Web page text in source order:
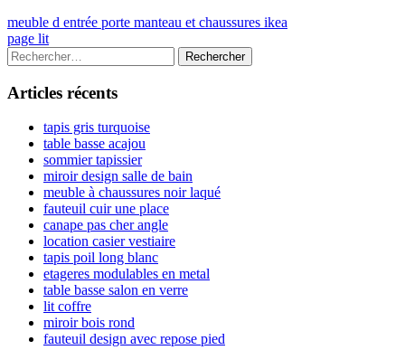
Navigation
de
l’article
Previous
article:
meuble d entrée porte manteau et chaussures ikea
Next
article:
page lit
Colonne
latérale
principale
Rechercher :
Articles récents
tapis gris turquoise
table basse acajou
sommier tapissier
miroir design salle de bain
meuble à chaussures noir laqué
fauteuil cuir une place
canape pas cher angle
location casier vestiaire
tapis poil long blanc
etageres modulables en metal
table basse salon en verre
lit coffre
miroir bois rond
fauteuil design avec repose pied